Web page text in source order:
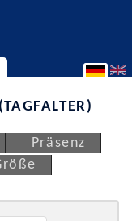
Präsenz